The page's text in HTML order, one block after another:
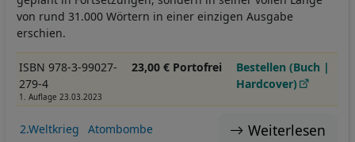
von rund 31.000 Wörtern in einer einzigen Ausgabe
erschien.
ISBN 978-3-99027-
279-4
1. Auflage 23.03.2023
23,00 € Portofrei
Bestellen (Buch |
Hardcover)
Weiterlesen
2.Weltkrieg
Atombombe